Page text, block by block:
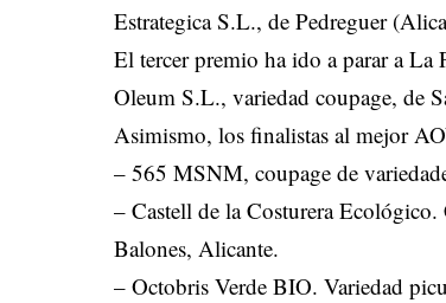
Estrategica S.L., de Pedreguer
El tercer premio ha ido a parar a
Oleum S.L., variedad coupage, de
Asimismo, los finalistas al mejor
– 565 MSNM, coupage de
– Castell de la Costurera
Balones, Alicante.
– Octobris Verde BIO. Variedad